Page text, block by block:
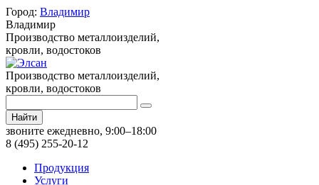
Город: Владимир
Владимир
Производство металлоизделий,
кровли, водостоков
Производство металлоизделий,
кровли, водостоков
Найти
звоните ежедневно, 9:00–18:00
8 (495) 255-20-12
Продукция
Услуги